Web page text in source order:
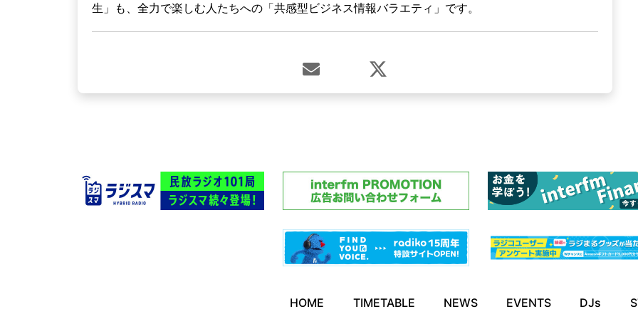
生」も、全力で楽しむ人たちへの「共感型ビジネス情報バラエティ」です。
HOME TIMETABLE NEWS EVENTS DJs